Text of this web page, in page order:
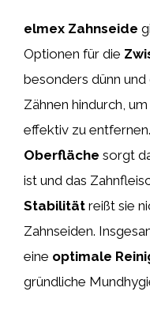
elmex Zahnseide
Optionen für die
besonders dünn
Zähnen hindurch,
effektiv zu
Oberfläche sorgt
ist und das
Stabilität reißt sie
Zahnseiden.
eine optimale
gründliche